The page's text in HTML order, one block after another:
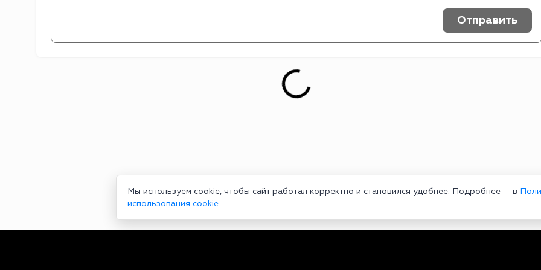
Мы используем cookie, чтобы сайт работал корректно и становился удобнее. Подробнее — в
использования cookie.
Отправить